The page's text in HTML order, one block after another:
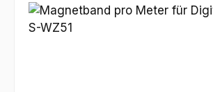
Bildergalerie überspringen